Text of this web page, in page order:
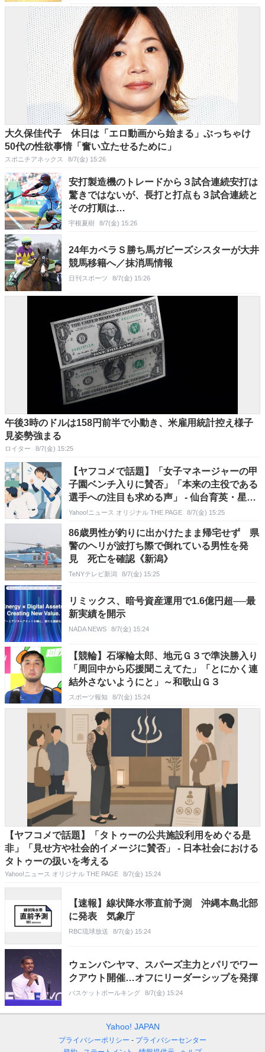
大久保佳代子 休日は「エロ動画から始まる」ぶっちゃけ
50代の性欲事情「奮い立たせるために」
スポニチアネックス 8/7(金) 15:26
安打製造機のトレードから３試合連続安打は
驚きではないが、長打と打点も３試合連続と
その打順は…
宇根夏樹 8/7(金) 15:26
24年カペラＳ勝ち馬ガビーズシスターが大井
競馬移籍へ／抹消馬情報
日刊スポーツ 8/7(金) 15:26
午後3時のドルは158円前半で小動き、米雇用統計控え様子
見姿勢強まる
ロイター 8/7(金) 15:25
【ヤフコメで話題】「女子マネージャーの甲
子園ベンチ入りに賛否」「本来の主役である
選手への注目も求める声」 - 仙台育英・星マ
ネージャーの話題が波紋
Yahoo!ニュース オリジナル THE PAGE 8/7(金) 15:25
86歳男性が釣りに出かけたまま帰宅せず 県
警のヘリが波打ち際で倒れている男性を発
見 死亡を確認《新潟》
TeNYテレビ新潟 8/7(金) 15:25
リミックス、暗号資産運用で1.6億円超──最
新実績を開示
NADA NEWS 8/7(金) 15:24
【競輪】石塚輪太郎、地元Ｇ３で準決勝入り
「周回中から応援聞こえてた」「とにかく連
結外さないようにと」～和歌山Ｇ３
スポーツ報知 8/7(金) 15:24
【ヤフコメで話題】「タトゥーの公共施設利用をめぐる是
非」「見せ方や社会的イメージに賛否」 - 日本社会における
タトゥーの扱いを考える
Yahoo!ニュース オリジナル THE PAGE 8/7(金) 15:24
【速報】線状降水帯直前予測 沖縄本島北部
に発表 気象庁
RBC琉球放送 8/7(金) 15:24
ウェンバンヤマ、スパーズ主力とパリでワー
クアウト開催…オフにリーダーシップを発揮
バスケットボールキング 8/7(金) 15:24
Yahoo! JAPAN
プライバシーポリシー
プライバシーセンター